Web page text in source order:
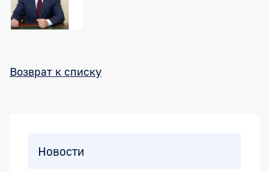
Возврат к списку
Новости